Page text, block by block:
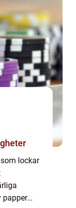
lockar
papper